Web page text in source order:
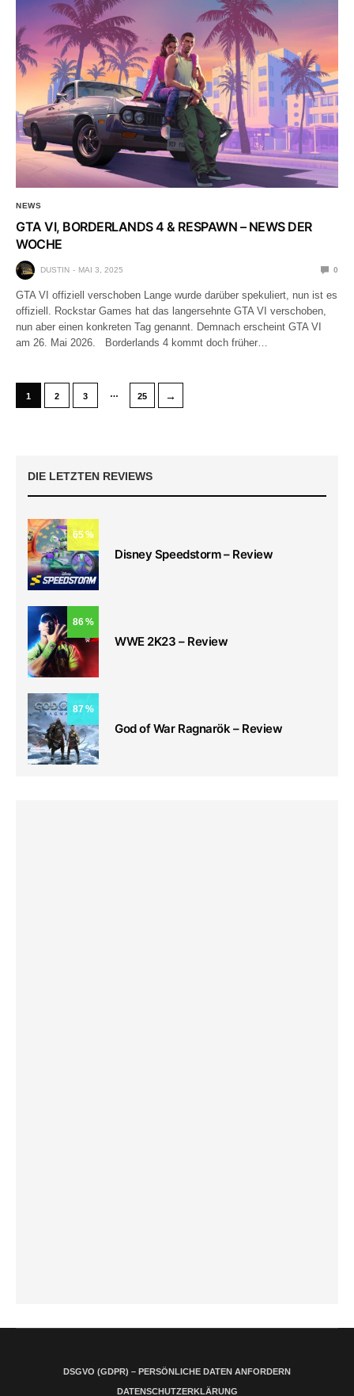
NEWS
GTA VI, BORDERLANDS 4 & RESPAWN – NEWS DER
WOCHE
DUSTIN MAI 3, 2025 0
GTA VI offiziell verschoben Lange wurde darüber spekuliert, nun ist es
offiziell. Rockstar Games hat das langersehnte GTA VI verschoben,
nun aber einen konkreten Tag genannt. Demnach erscheint GTA VI
am 26. Mai 2026. Borderlands 4 kommt doch früher…
1 2 3 … 25 →
DIE LETZTEN REVIEWS
65
Disney Speedstorm – Review
86
WWE 2K23 – Review
87
God of War Ragnarök – Review
DSGVO (GDPR) – PERSÖNLICHE DATEN ANFORDERN
DATENSCHUTZERKLÄRUNG